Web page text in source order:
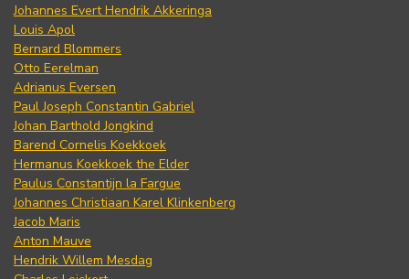
Johannes Evert Hendrik Akkeringa
Louis Apol
Bernard Blommers
Otto Eerelman
Adrianus Eversen
Paul Joseph Constantin Gabriel
Johan Barthold Jongkind
Barend Cornelis Koekkoek
Hermanus Koekkoek the Elder
Paulus Constantijn la Fargue
Johannes Christiaan Karel Klinkenberg
Jacob Maris
Anton Mauve
Hendrik Willem Mesdag